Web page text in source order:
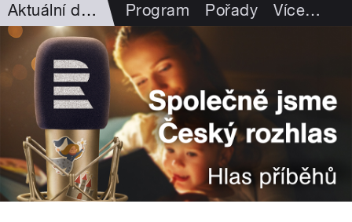
Aktuální dění Program Pořady Více…